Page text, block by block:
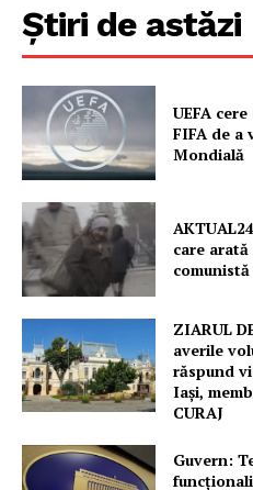
Știri de astăzi
UEFA
FIFA de a
Mondială
care
comunistă
ZIARUL
averile
răspund
Iași,
CURAJ
Guvern: